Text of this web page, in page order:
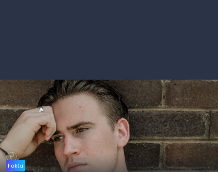
Fakta